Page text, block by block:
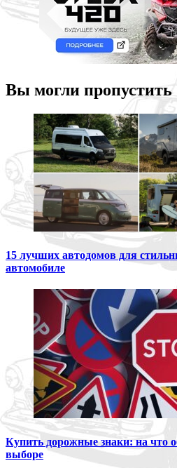
Вы могли пропустить
15 лучших автодомов для
автомобиле
Купить дорожные знаки: на что
выборе